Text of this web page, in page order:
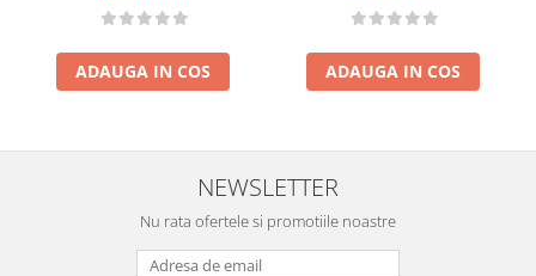
ADAUGA IN COS ADAUGA IN COS
NEWSLETTER
Nu rata ofertele si promotiile noastre